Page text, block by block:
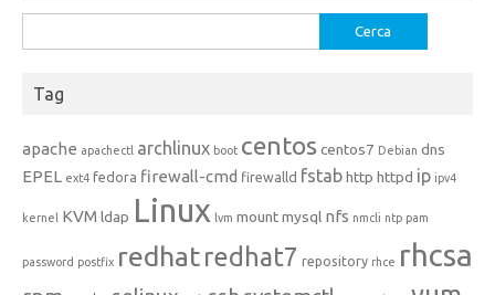
per:
Tag
apache apachectl archlinux boot centoscentos7 Debian dns
EPEL ext4 fedora firewall-cmd firewalld fstabhttp httpd ip ipv4
kernel KVM ldap Linux lvm mountmysql nfs nmcli ntp pam
password postfix redhatredhat7 repository rhce rhcsa